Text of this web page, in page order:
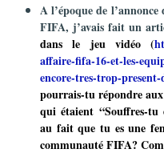
A l’époque de
FIFA, j’avais fait un
dans le jeu vidéo (
affaire-fifa-16-et-les-
encore-tres-trop-
pourrais-tu répondre aux
qui étaient “Souffres-
au fait que tu es une
communauté FIFA?